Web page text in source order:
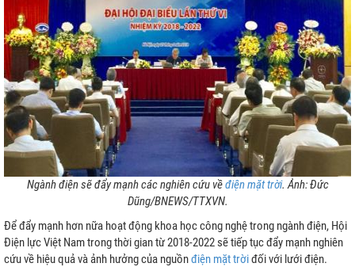
Ngành điện sẽ đẩy mạnh các nghiên cứu vềđiện mặt trời. Ảnh: Đức
Dũng/BNEWS/TTXVN.
Để đẩy mạnh hơn nữa hoạt động khoa học công nghệ trong ngành điện, Hội
Điện lực Việt Nam trong thời gian từ 2018-2022 sẽ tiếp tục đẩy mạnh nghiên
cứu về hiệu quả và ảnh hưởng của nguồnđiện mặt trờiđối với lưới điện.